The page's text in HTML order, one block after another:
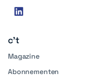
Social
linkedin
c't
Magazine
Abonnementen